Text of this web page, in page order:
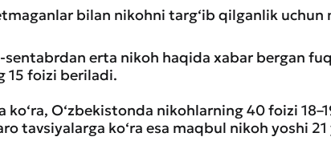
bilan nikohni targ‘ib qilganlik uchun
sentabrdan erta nikoh haqida xabar bergan
15 foizi beriladi.
ko‘ra, O‘zbekistonda nikohlarning 40 foizi
tavsiyalarga ko‘ra esa maqbul nikoh yoshi